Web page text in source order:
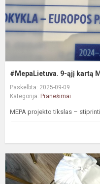
#MepaLietuva. 9-ąjį kartą
Paskelbta: 2025-09-09
Kategorija: Pranešimai
MEPA projekto tikslas –